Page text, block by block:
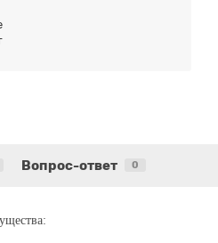
Вопрос-ответ 0